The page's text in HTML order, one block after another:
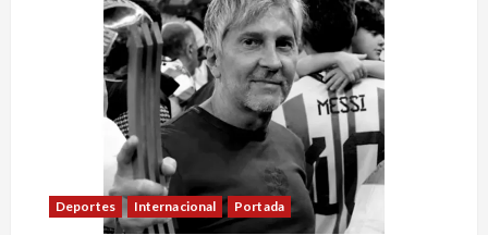
Deportes Internacional Portada